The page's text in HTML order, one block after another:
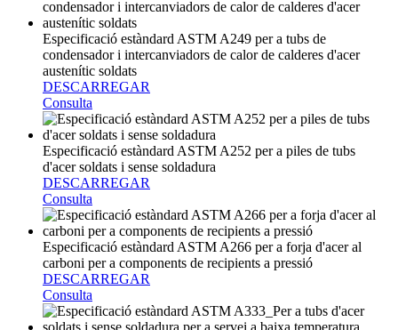
Especificació estàndard ASTM A249 per a tubs de
condensador i intercanviadors de calor de calderes d'acer
austenític soldats
DESCARREGAR
Consulta
Especificació estàndard ASTM A252 per a piles de tubs
d'acer soldats i sense soldadura
DESCARREGAR
Consulta
Especificació estàndard ASTM A266 per a forja d'acer al
carboni per a components de recipients a pressió
DESCARREGAR
Consulta